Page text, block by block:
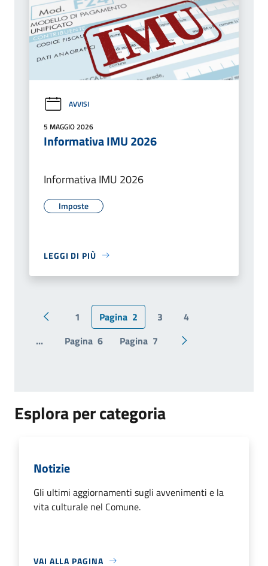
AVVISI
5 MAGGIO 2026
Informativa IMU 2026
Informativa IMU 2026
Imposte
LEGGI DI PIÙ
Pagina precedente
1 Pagina 2 3
4
...
Pagina 6 Pagina 7 Pagina successiva
Esplora per categoria
Notizie
Gli ultimi aggiornamenti sugli avvenimenti e la
vita culturale nel Comune.
VAI ALLA PAGINA